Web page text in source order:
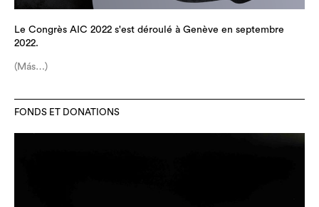
Le Congrès AIC 2022 s'est déroulé à Genève en septembre
2022.
(Más…)
FONDS ET DONATIONS